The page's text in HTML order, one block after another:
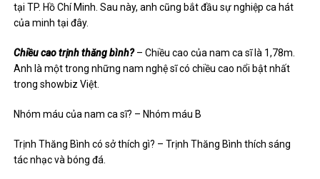
tại TP. Hồ Chí Minh. Sau này, anh cũng bắt đầu sự nghiệp ca hát
của minh tại đây.
Chiều cao trịnh thăng bình?– Chiều cao của nam ca sĩ là 1,78m.
Anh là một trong những nam nghệ sĩ có chiều cao nổi bật nhất
trong showbiz Việt.
Nhóm máu của nam ca sĩ? – Nhóm máu B
Trịnh Thăng Bình có sở thích gì? – Trịnh Thăng Bình thích sáng
tác nhạc và bóng đá.